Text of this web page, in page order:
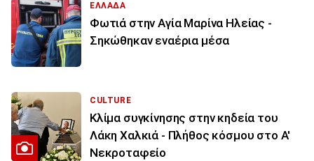
ΕΛΛΑΔΑ
Φωτιά στην Aγία Μαρίνα Ηλείας -
Σηκώθηκαν εναέρια μέσα
CULTURE
Κλίμα συγκίνησης στην κηδεία του
Λάκη Χαλκιά - Πλήθος κόσμου στο Α'
Νεκροταφείο